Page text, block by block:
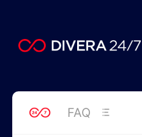
assistive.skiplink.to.breadcrumbs
assistive.skiplink.to.header.menu
FAQ